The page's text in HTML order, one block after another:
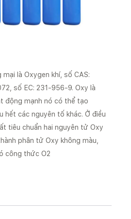
là Oxygen khí, số CAS:
số EC: 231-956-9. Oxy là
động mạnh nó có thể tạo
hết các nguyên tố khác. Ở điều
tiêu chuẩn hai nguyên tử Oxy
phân tử Oxy không màu,
công thức O2